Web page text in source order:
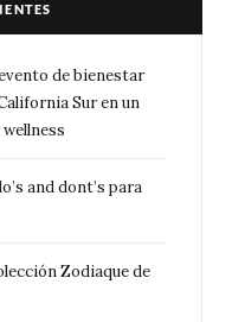
de bienestar
Sur en un
and dont’s para
Zodiaque de